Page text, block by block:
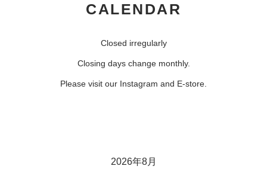
CALENDAR
Closed irregularly
Closing days change monthly.
Please visit our Instagram and E-store.
2026年8月